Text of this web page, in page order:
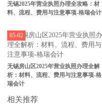
无锡2025年营业执照办理全攻略：材
料、流程、费用与注意事项-格瑞会计
无锡房山区2025年营业执照办理全解
析：材料、流程、费用与注意事项-格
瑞会计
05-02
相关推荐